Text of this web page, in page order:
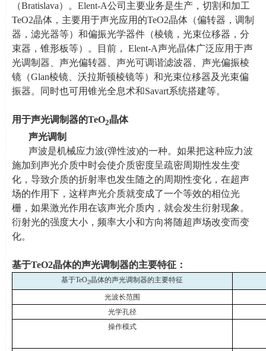
（Bratislava）。 Elent-A公司主要业务是生产，切割和加工
ТеО2晶体，主要用于声光应用的ТеО2晶体（偏转器，调制
器，滤光器等）和偏振光学器件（棱镜，光束位移器，分
束器，锥形板等）。目前，
Elent-A声光晶体广泛应用于声
光调制器、声光偏转器、声光可调谐滤波器、声光偏振棱
镜（Glan棱镜、沃拉斯顿棱镜等）和光束位移器及光束偏
振器。同时也可用锥光全息术和Savart系统搭建等。
用于声光调制器的TeO2晶体
声光调制
声波是机械应力波(弹性波)的一种。如果把这种应力波
施加到声光介质中时会使介质密度呈疏密周期性发生变
化，导致介质的折射率也发生随之的周期性变化，在超声
场的作用下，这样声光介质就变成了一个等效的相位光
栅，如果激光作用在该声光介质内，就会发生衍射现象。
衍射光的强度大小，频率大小和方向将随超声场改变而变
化。
基于TeO2晶体的声光调制器的主要特征：
基于TeO2晶体的声光调制器的主要特征
光波长范围
光学孔径
操作模式